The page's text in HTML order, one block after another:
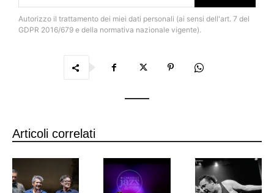
Autorizzo il trattamento dei miei dati personali (ai sensi dell'art. 7 del
GDPR 2016/679 e della normativa nazionale vigente).
Articoli correlati